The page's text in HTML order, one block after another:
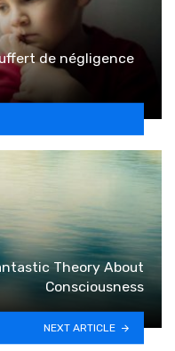
de négligence
Theory About
Consciousness
NEXT ARTICLE